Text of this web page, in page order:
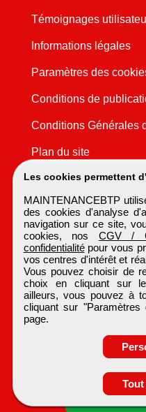
Les cookies permettent
MAINTENANCEBTP
des cookies d'analyse
navigation sur ce site,
cookies, nos CGV /
confidentialitépour vous
vos centres d'intérêt et
Vous pouvez choisir de
choix en cliquant sur
ailleurs, vous pouvez à
cliquant sur
page.
Témoignages
Informations légales
Paramètres des
Conditions de
Conditions Générales
Plan du site
Tous droits